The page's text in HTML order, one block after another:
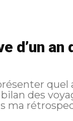
d’un an
quel
des
ma